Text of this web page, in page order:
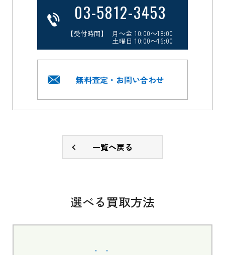
03-5812-3453
【受付時間】 月～金 10:00～18:00
土曜日 10:00～16:00
無料査定・お問い合わせ
一覧へ戻る
選べる買取方法